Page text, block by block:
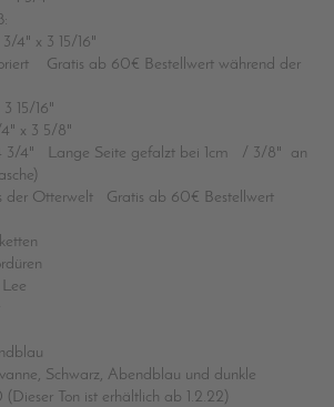
4" x 3 15/16"
Gratis ab 60€ Bestellwert während der
15/16"
x 3 5/8"
3/4" Lange Seite gefalzt bei 1cm / 3/8" an
der Otterwelt Gratis ab 60€ Bestellwert
Schwarz, Abendblau und dunkle
Ton ist erhältlich ab 1.2.22)